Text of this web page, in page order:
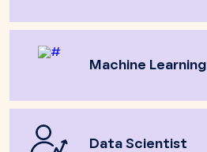
Machine Learning
Data Scientist